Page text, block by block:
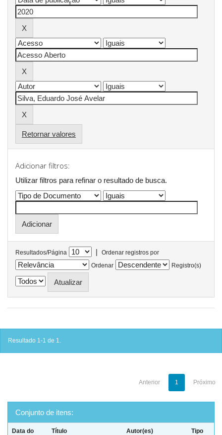
Retornar valores
Adicionar filtros:
Utilizar filtros para refinar o resultado de busca.
Resultados/Página |
Ordenar registros por
Ordenar
Registro(s)
Resultado 1-1 de 1.
Anterior 1 Próximo
Conjunto de itens:
Data do
Título Autor(es) Tipo